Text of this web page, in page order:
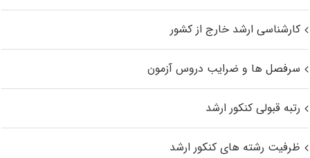
کارشناسی ارشد خارج از کشور
سرفصل ها و ضرایب دروس آزمون
رتبه قبولی کنکور ارشد
ظرفیت رشته های کنکور ارشد